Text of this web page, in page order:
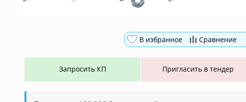
В избранное Сравнение
Запросить КП Пригласить в тендер